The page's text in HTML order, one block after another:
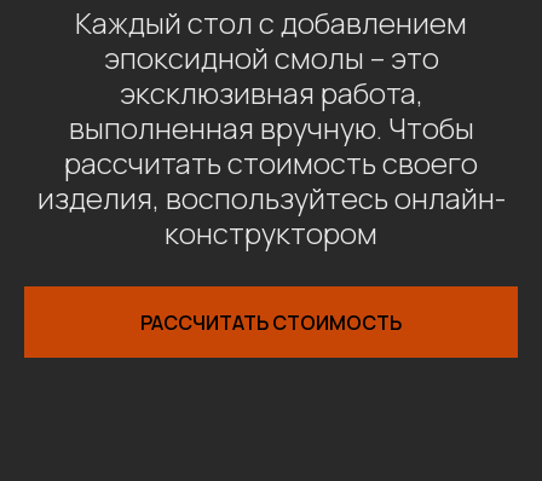
Каждый стол с добавлением
эпоксидной смолы – это
эксклюзивная работа,
выполненная вручную. Чтобы
рассчитать стоимость своего
изделия, воспользуйтесь онлайн-
конструктором
РАССЧИТАТЬ СТОИМОСТЬ